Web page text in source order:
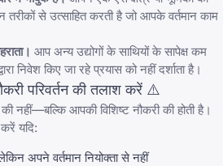
से उत्साहित करती है जो आपके वर्तमान काम
आप अन्य उद्योगों के साथियों के सापेक्ष कम
निवेश किए जा रहे प्रयास को नहीं दर्शाता है।
परिवर्तन की तलाश करें ⚠️
आपकी विशिष्ट नौकरी की होती है।
यदि:
अपने वर्तमान नियोक्ता से नहीं